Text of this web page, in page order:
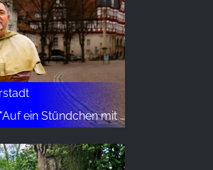
mit dem Scharfrichter"